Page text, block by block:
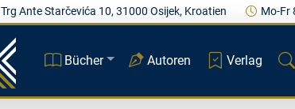
Trg Ante Starčevića 10, 31000 Osijek, Kroatien Mo-Fr
Bücher Autoren Verlag